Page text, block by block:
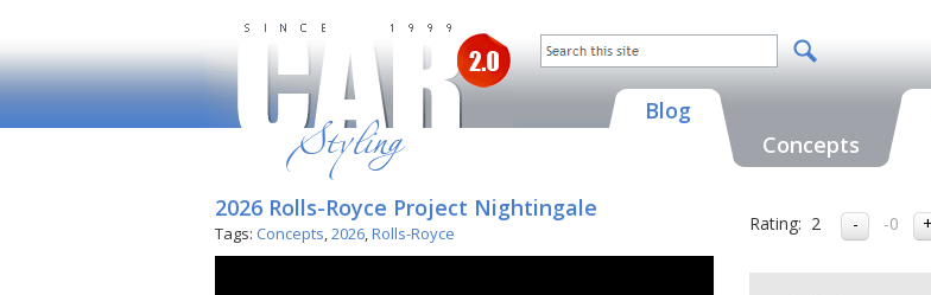
Blog
Concepts
2026 Rolls-Royce Project Nightingale
Tags: Concepts,2026,Rolls-Royce Rating: 2 -0